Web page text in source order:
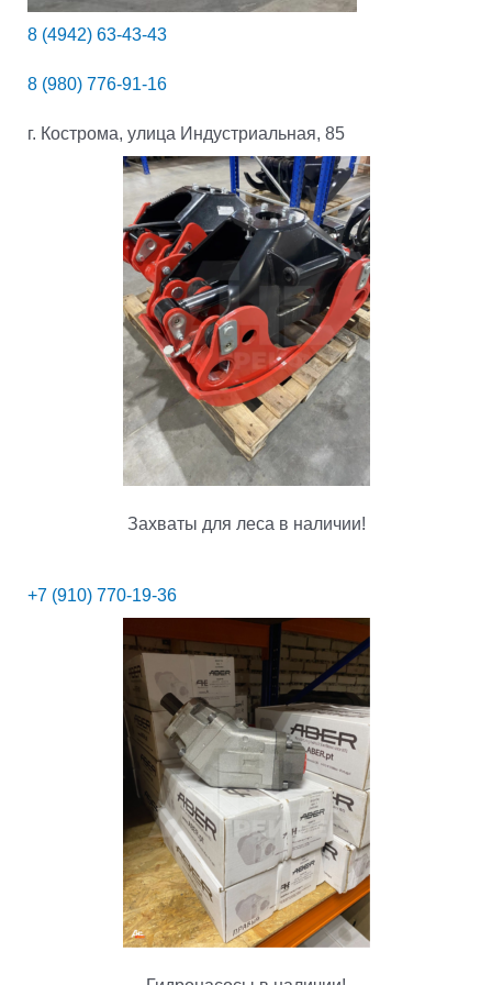
8 (4942) 63-43-43
8 (980) 776-91-16
г. Кострома, улица Индустриальная, 85
Захваты для леса в наличии!
+7 (910) 770-19-36